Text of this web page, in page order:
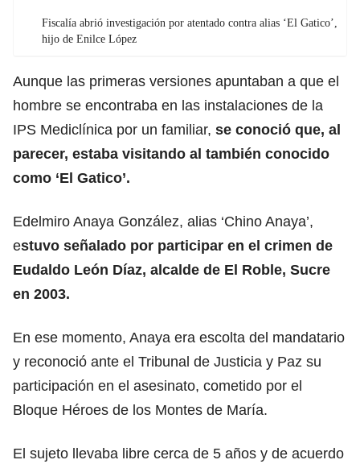
Fiscalía abrió investigación por atentado contra alias ‘El Gatico’,
hijo de Enilce López
Aunque las primeras versiones apuntaban a que el
hombre se encontraba en las instalaciones de la
IPS Mediclínica por un familiar, se conoció que, al
parecer, estaba visitando al también conocido
como ‘El Gatico’.
Edelmiro Anaya González, alias ‘Chino Anaya’,
estuvo señalado por participar en el crimen de
Eudaldo León Díaz, alcalde de El Roble, Sucre
en 2003.
En ese momento, Anaya era escolta del mandatario
y reconoció ante el Tribunal de Justicia y Paz su
participación en el asesinato, cometido por el
Bloque Héroes de los Montes de María.
El sujeto llevaba libre cerca de 5 años y de acuerdo